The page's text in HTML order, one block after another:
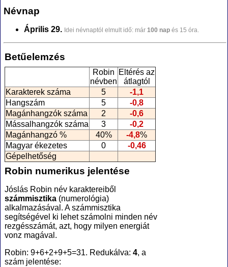
Névnap
Április 29. Idei névnaptól elmult idő: már 100 nap és 15 óra.
Betűelemzés
Robin
névben
Eltérés az
átlagtól
Karakterek száma
5
-1,1
Hangszám
5
-0,8
Magánhangzók száma
2
-0,6
Mássalhangzók száma
3
-0,2
Magánhangzó %
40% -4,8%
Magyar ékezetes
0
-0,46
Gépelhetőség
Robin numerikus jelentése
Jóslás Robin név karaktereiből
számmisztika (numerológia)
alkalmazásával. A számmisztika
segítségével ki lehet számolni minden név
rezgésszámát, azt, hogy milyen energiát
vonz magával.
Robin: 9+6+2+9+5=31. Redukálva: 4, a
szám jelentése: